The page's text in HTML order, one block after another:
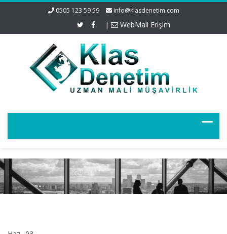
0505 123 59 59 info@klasdenetim.com
| WebMail Erişim